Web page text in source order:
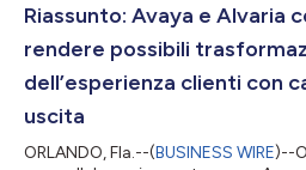
Source entro fine maggio. Alvraria
campagna outound...
Riassunto: Avaya e Alvaria
rendere possibili
dell’esperienza clienti con
uscita
ORLANDO, Fla.--(BUSINESS WIRE)--